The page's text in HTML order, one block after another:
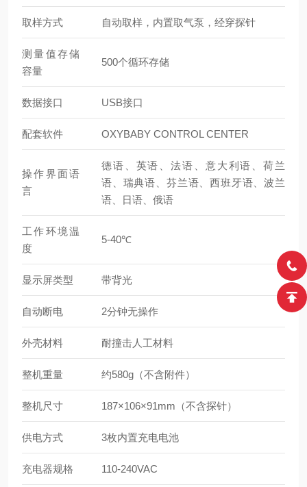
取样方式 自动取样，内置取气泵，经穿探针
测量值存储
容量
500个循环存储
数据接口 USB接口
配套软件 OXYBABY CONTROL CENTER
操作界面语
言
德语、英语、法语、意大利语、荷兰
语、瑞典语、芬兰语、西班牙语、波兰
语、日语、俄语
工作环境温
度
5-40℃
显示屏类型 带背光
自动断电 2分钟无操作
外壳材料 耐撞击人工材料
整机重量 约580g（不含附件）
整机尺寸 187×106×91mm（不含探针）
供电方式 3枚内置充电电池
充电器规格 110-240VAC